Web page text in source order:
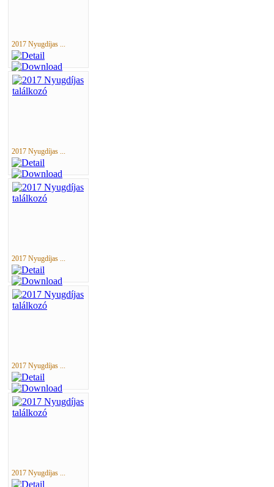
2017 Nyugdíjas ...
2017 Nyugdíjas ...
2017 Nyugdíjas ...
2017 Nyugdíjas ...
2017 Nyugdíjas ...